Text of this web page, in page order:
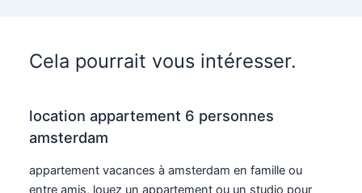
Cela pourrait vous intéresser.
location appartement 6 personnes
amsterdam
appartement vacances à amsterdam en famille ou
entre amis, louez un appartement ou un studio pour